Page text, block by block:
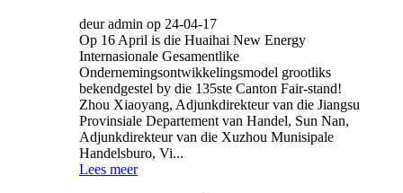
deur admin op 24-04-17
Op 16 April is die Huaihai New Energy
Internasionale Gesamentlike
Ondernemingsontwikkelingsmodel grootliks
bekendgestel by die 135ste Canton Fair-stand!
Zhou Xiaoyang, Adjunkdirekteur van die Jiangsu
Provinsiale Departement van Handel, Sun Nan,
Adjunkdirekteur van die Xuzhou Munisipale
Handelsburo, Vi...
Lees meer